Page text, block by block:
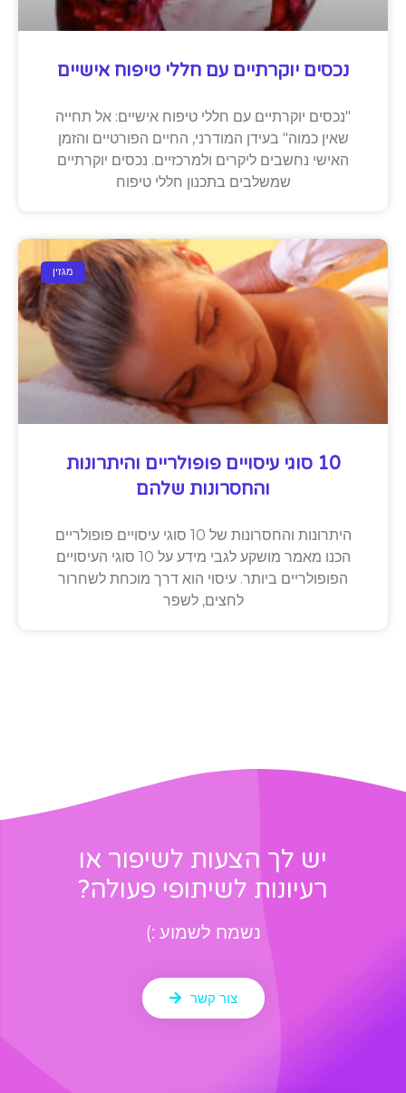
נכסים יוקרתיים עם חללי טיפוח אישיים
"נכסים יוקרתיים עם חללי טיפוח אישיים: אל תחייה
שאין כמוה" בעידן המודרני, החיים הפורטיים והזמן
האישי נחשבים ליקרים ולמרכזיים. נכסים יוקרתיים
שמשלבים בתכנון חללי טיפוח
מגזין
10 סוגי עיסויים פופולריים והיתרונות
והחסרונות שלהם
היתרונות והחסרונות של 10 סוגי עיסויים פופולריים
הכנו מאמר מושקע לגבי מידע על 10 סוגי העיסויים
הפופולריים ביותר. עיסוי הוא דרך מוכחת לשחרור
לחצים, לשפר
יש לך הצעות לשיפור או
רעיונות לשיתופי פעולה?
נשמח לשמוע :)
צור קשר